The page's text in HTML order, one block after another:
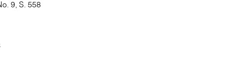
9, S. 558